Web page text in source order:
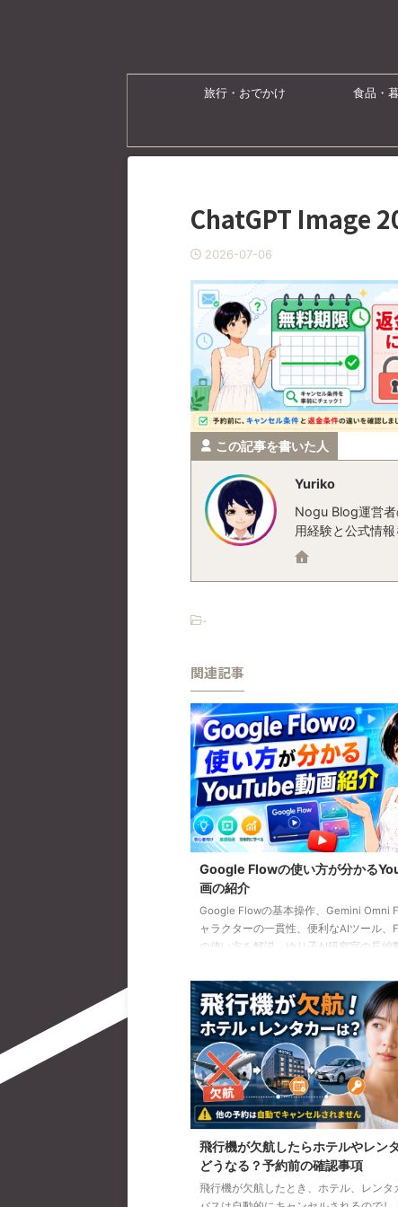
旅行・おでかけ 食品・
ChatGPT Image
2026-07-06
この記事を書いた人
Yuriko
Nogu Blog運営者
用経験と公式情
-
関連記事
Google Flowの使い方が分かる
画の紹介
Google Flowの基本操作、Gemini Omni
ャラクターの一貫性、便利なAIツール、
の使い方を解説。ゆり子AI研究室の長編
飛行機が欠航したらホテルやレン
どうなる？予約前の確認事項
飛行機が欠航したとき、ホテル、レンタ